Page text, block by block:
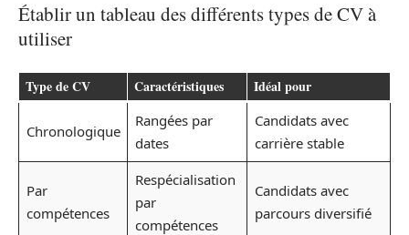
Établir un tableau des différents types de CV à
utiliser
Type de CV Caractéristiques Idéal pour
Chronologique
Rangées par
dates
Candidats avec
carrière stable
Par
compétences
Respécialisation
par
compétences
Candidats avec
parcours diversifié